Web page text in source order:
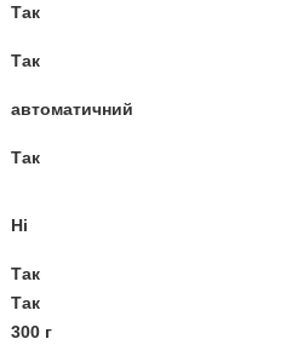
Так
Так
автоматичний
Так
Ні
Так
Так
300 г